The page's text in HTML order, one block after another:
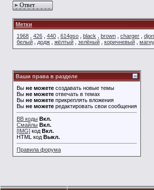
Ответ
Метки
1968
426 440 614gso black brown charger djon
белый
додж жёлтый зелёный коричневый
Ваши права в разделе
Вы не можете создавать новые темы
Вы не можете отвечать в темах
Вы не можете прикреплять вложения
Вы не можете редактировать свои сообщения
BB коды Вкл.
Смайлы Вкл.
[IMG] код Вкл.
HTML код Выкл.
Правила форума